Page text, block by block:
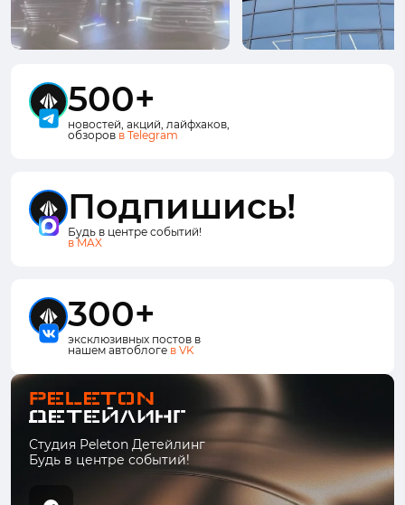
500+
новостей, акций, лайфхаков,
обзоров в Telegram
Подпишись!
Будь в центре событий!
в MAX
300+
эксклюзивных постов в
нашем автоблоге в VK
Студия Peleton Детейлинг
Будь в центре событий!